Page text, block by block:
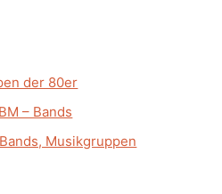
der 80er
– Bands
Musikgruppen